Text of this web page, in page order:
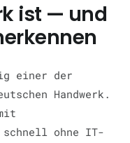
ist — und
einer der
Handwerk.
schnell ohne IT-